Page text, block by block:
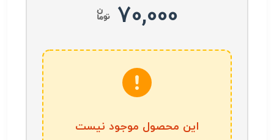
70,000
این محصول موجود نیست